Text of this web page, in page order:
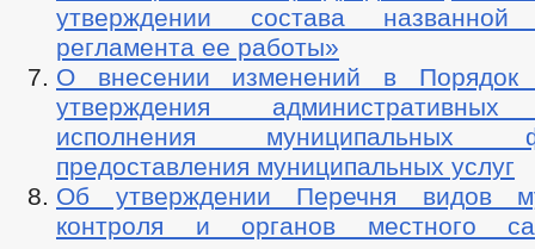
утверждении состава
регламента ее работы»
О внесении изменений в Порядок
утверждения административных
исполнения
предоставления муниципальных услуг
Об утверждении Перечня видов
контроля и органов местного